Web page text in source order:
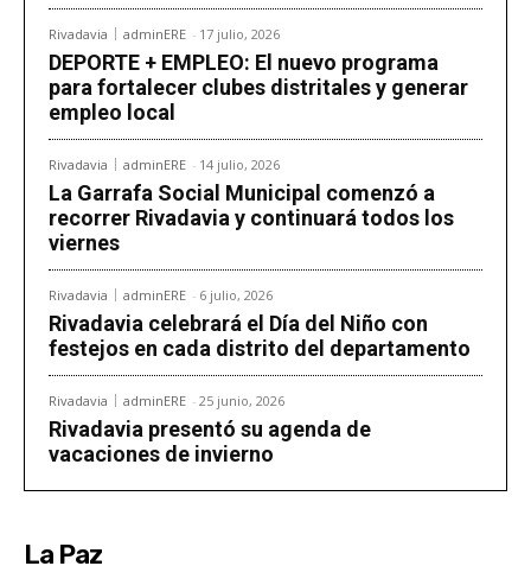
Rivadavia adminERE - 17 julio, 2026
DEPORTE + EMPLEO: El nuevo programa
para fortalecer clubes distritales y generar
empleo local
Rivadavia adminERE - 14 julio, 2026
La Garrafa Social Municipal comenzó a
recorrer Rivadavia y continuará todos los
viernes
Rivadavia adminERE - 6 julio, 2026
Rivadavia celebrará el Día del Niño con
festejos en cada distrito del departamento
Rivadavia adminERE - 25 junio, 2026
Rivadavia presentó su agenda de
vacaciones de invierno
La Paz